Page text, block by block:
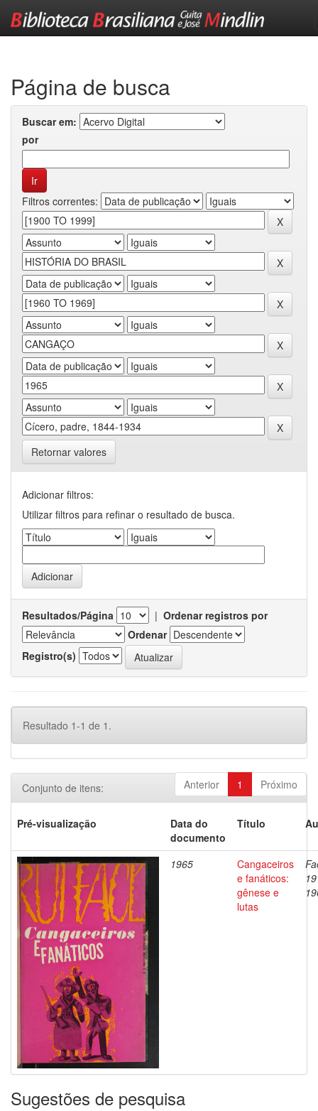
Página de busca
Buscar em:
por
Filtros correntes:
Retornar valores
Adicionar filtros:
Utilizar filtros para refinar o resultado de busca.
Resultados/Página | Ordenar registros por
Ordenar
Registro(s)
Resultado 1-1 de 1.
Anterior 1 Próximo
Conjunto de itens:
Pré-visualização
Data do
documento
Título
1965
Cangaceiros
e fanáticos:
gênese e
lutas
Sugestões de pesquisa